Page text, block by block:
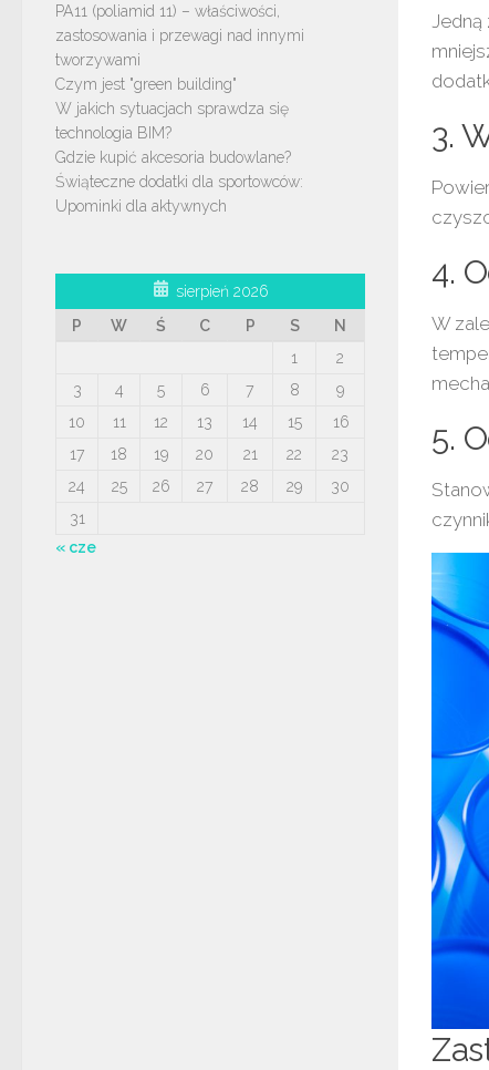
3.
4.
W
5.
PA11 (poliamid 11) – właściwości,
zastosowania i przewagi nad innymi
tworzywami
Czym jest "green building"
W jakich sytuacjach sprawdza się
technologia BIM?
Gdzie kupić akcesoria budowlane?
Świąteczne dodatki dla sportowców:
Upominki dla aktywnych
sierpień 2026
P
W Ś C P S
N
1
2
3
4 5 6 7 8
9
10
11 12 13 14 15
16
17
18 19 20 21 22
23
24
25 26 27 28 29
30
31
« cze